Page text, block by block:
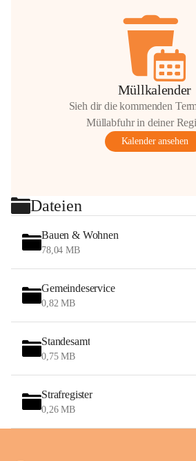
Müllkalender
Sieh dir die kommenden
Müllabfuhr in deiner
Kalender ansehen
Dateien
Bauen & Wohnen
78,04 MB
Gemeindeservice
0,82 MB
Standesamt
0,75 MB
Strafregister
0,26 MB